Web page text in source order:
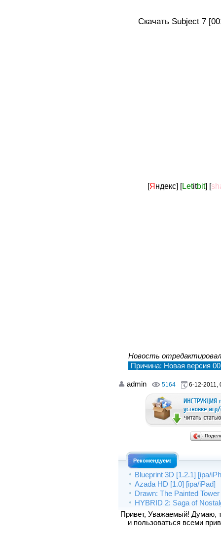
Скачать Subject 7
[Яндекс] [Letitbit] [
Новость
Причина: Новая версия
admin 5164 6-12-2011,
Рекомендуем:
Blueprint 3D [1.2.1] [ipa/
Azada HD [1.0] [ipa/iPad]
Drawn: The Painted
HYBRID 2: Saga of
Привет, Уважаемый! Думаю,
и пользоваться всеми